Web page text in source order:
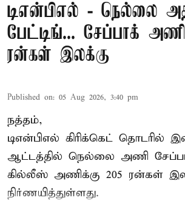
டிஎன்பிஎல் - நெல்லை
பேட்டிங்... சேப்பாக்
ரன்கள் இலக்கு
Published on: 05 Aug 2026, 3:40 pm
நத்தம்,
டிஎன்பிஎல் கிரிக்கெட் தொடரில்
ஆட்டத்தில் நெல்லை அணி
கில்லீஸ் அணிக்கு 205 ரன்கள்
நிர்ணயித்துள்ளது.